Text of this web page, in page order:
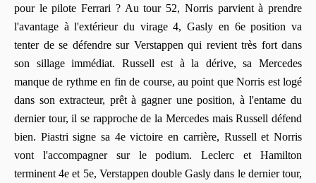
pour le pilote Ferrari ? Au tour 52, Norris parvient à prendre
l'avantage à l'extérieur du virage 4, Gasly en 6e position va
tenter de se défendre sur Verstappen qui revient très fort dans
son sillage immédiat. Russell est à la dérive, sa Mercedes
manque de rythme en fin de course, au point que Norris est logé
dans son extracteur, prêt à gagner une position, à l'entame du
dernier tour, il se rapproche de la Mercedes mais Russell défend
bien. Piastri signe sa 4e victoire en carrière, Russell et Norris
vont l'accompagner sur le podium. Leclerc et Hamilton
terminent 4e et 5e, Verstappen double Gasly dans le dernier tour,